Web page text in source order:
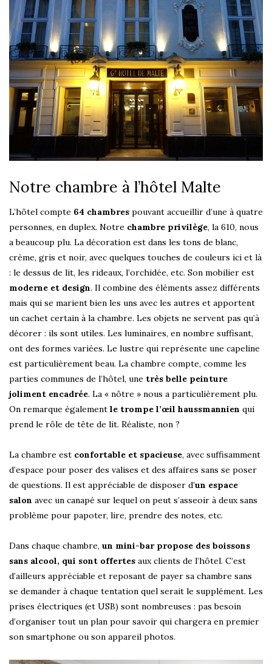
Notre chambre à l’hôtel Malte
L’hôtel compte 64 chambres pouvant accueillir d’une à quatre
personnes, en duplex. Notre chambre privilège, la 610, nous
a beaucoup plu. La décoration est dans les tons de blanc,
crème, gris et noir, avec quelques touches de couleurs ici et là
: le dessus de lit, les rideaux, l’orchidée, etc. Son mobilier est
moderne et design. Il combine des éléments assez différents
mais qui se marient bien les uns avec les autres et apportent
un cachet certain à la chambre. Les objets ne servent pas qu’à
décorer : ils sont utiles. Les luminaires, en nombre suffisant,
ont des formes variées. Le lustre qui représente une capeline
est particulièrement beau. La chambre compte, comme les
parties communes de l’hôtel, une très belle peinture
joliment encadrée. La « nôtre » nous a particulièrement plu.
On remarque également le trompe l’œil haussmannien qui
prend le rôle de tête de lit. Réaliste, non ?
La chambre est confortable et spacieuse, avec suffisamment
d’espace pour poser des valises et des affaires sans se poser
de questions. Il est appréciable de disposer d’un espace
salon avec un canapé sur lequel on peut s’asseoir à deux sans
problème pour papoter, lire, prendre des notes, etc.
Dans chaque chambre, un mini-bar propose des boissons
sans alcool, qui sont offertes aux clients de l’hôtel. C’est
d’ailleurs appréciable et reposant de payer sa chambre sans
se demander à chaque tentation quel serait le supplément. Les
prises électriques (et USB) sont nombreuses : pas besoin
d’organiser tout un plan pour savoir qui chargera en premier
son smartphone ou son appareil photos.